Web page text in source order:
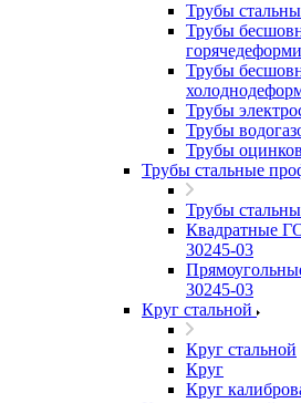
Трубы
Трубы
Трубы
Трубы
Трубы
Трубы
Трубы стальные
Трубы
Квадратные
30245-03
30245-03
Круг стальной
Круг стальной
Круг
Круг